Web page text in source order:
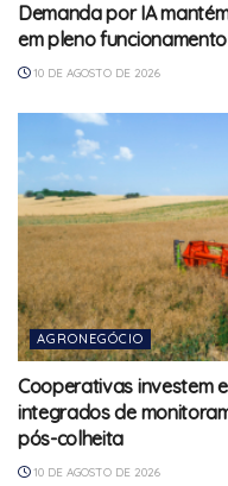
Demanda por IA
em pleno funcionamento
10 DE AGOSTO DE 2026
AGRONEGÓCIO
Cooperativas investem
integrados de
pós-colheita
10 DE AGOSTO DE 2026